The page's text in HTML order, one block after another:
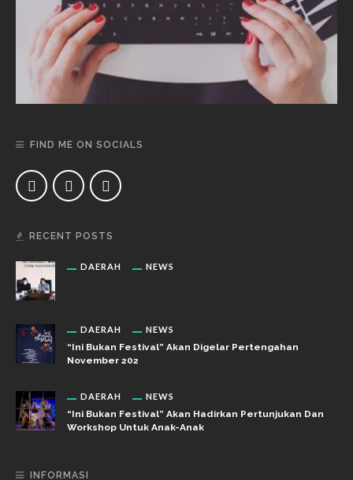
FIND ME ON SOCIALS
RECENT POSTS
DAERAH NEWS
DAERAH NEWS
“Ini Bukan Festival” Akan Digelar Pertengahan
November 202
DAERAH NEWS
“Ini Bukan Festival” Akan Hadirkan Pertunjukan Dan
Workshop Untuk Anak-Anak
INFORMASI